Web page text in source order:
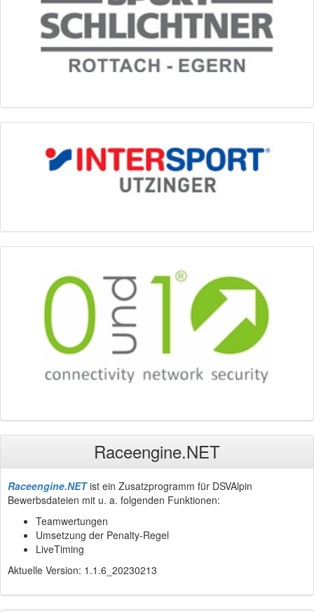
Raceengine.NET
Raceengine.NETist ein Zusatzprogramm für DSVAlpin
Bewerbsdateien mit u. a. folgenden Funktionen:
Teamwertungen
Umsetzung der Penalty-Regel
LiveTiming
Aktuelle Version: 1.1.6_20230213